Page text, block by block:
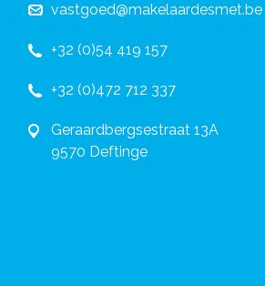
vastgoed@makelaardesmet.be
+32 (0)54 419 157
+32 (0)472 712 337
Geraardbergsestraat 13A
9570 Deftinge